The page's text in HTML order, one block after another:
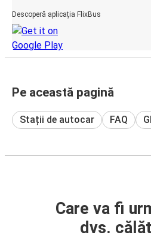
Descoperă aplicația FlixBus
Pe această pagină
Stații de autocar FAQ
Care va fi
dvs.